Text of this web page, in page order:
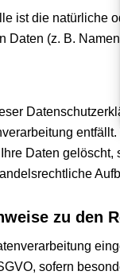
ist die natürliche
Daten (z. B.
Daten
zu den
sofern